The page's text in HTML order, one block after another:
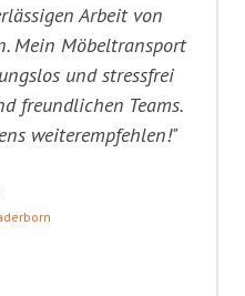
Arbeit von
Mein Möbeltransport
und stressfrei
freundlichen Teams.
weiterempfehlen!"